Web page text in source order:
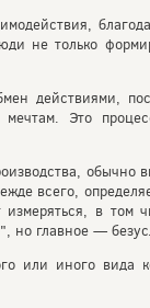
не только
действиями,
Это
обычно
всего,
в том
главное —
иного вида